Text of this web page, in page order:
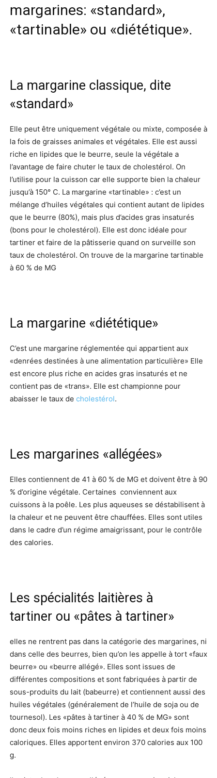
margarines: «standard»,
«tartinable» ou «diététique».
La margarine classique, dite
«standard»
Elle peut être uniquement végétale ou mixte, composée à
la fois de graisses animales et végétales. Elle est aussi
riche en lipides que le beurre, seule la végétale a
l’avantage de faire chuter le taux de cholestérol. On
l’utilise pour la cuisson car elle supporte bien la chaleur
jusqu’à 150° C. La margarine «tartinable» : c’est un
mélange d’huiles végétales qui contient autant de lipides
que le beurre (80%), mais plus d’acides gras insaturés
(bons pour le cholestérol). Elle est donc idéale pour
tartiner et faire de la pâtisserie quand on surveille son
taux de cholestérol. On trouve de la margarine tartinable
à 60 % de MG
La margarine «diététique»
C’est une margarine réglementée qui appartient aux
«denrées destinées à une alimentation particulière» Elle
est encore plus riche en acides gras insaturés et ne
contient pas de «trans». Elle est championne pour
abaisser le taux de cholestérol.
Les margarines «allégées»
Elles contiennent de 41 à 60 % de MG et doivent être à 90
% d’origine végétale. Certaines conviennent aux
cuissons à la poêle. Les plus aqueuses se déstabilisent à
la chaleur et ne peuvent être chauffées. Elles sont utiles
dans le cadre d’un régime amaigrissant, pour le contrôle
des calories.
Les spécialités laitières à
tartiner ou «pâtes à tartiner»
elles ne rentrent pas dans la catégorie des margarines, ni
dans celle des beurres, bien qu’on les appelle à tort «faux
beurre» ou «beurre allégé». Elles sont issues de
différentes compositions et sont fabriquées à partir de
sous-produits du lait (babeurre) et contiennent aussi des
huiles végétales (généralement de l’huile de soja ou de
tournesol). Les «pâtes à tartiner à 40 % de MG» sont
donc deux fois moins riches en lipides et deux fois moins
caloriques. Elles apportent environ 370 calories aux 100
g.